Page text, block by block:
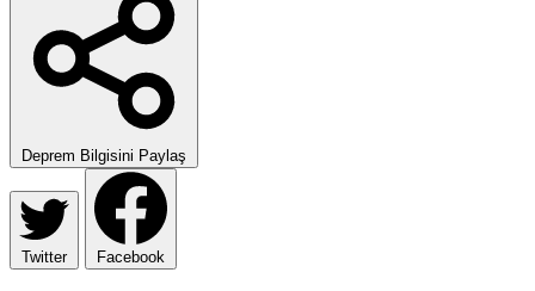
Deprem Bilgisini Paylaş
Twitter Facebook